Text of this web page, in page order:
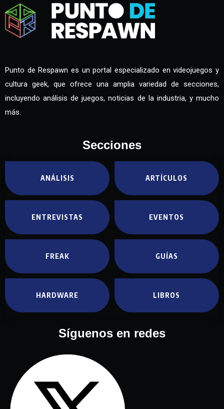
Punto de Respawn es un portal especializado en videojuegos y
cultura geek, que ofrece una amplia variedad de secciones,
incluyendo análisis de juegos, noticias de la industria, y mucho
más.
Secciones
ANÁLISIS ARTÍCULOS
ENTREVISTAS EVENTOS
FREAK GUÍAS
HARDWARE LIBROS
Síguenos en redes